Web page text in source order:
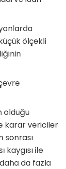
ölçekli
olduğu
karar vericiler
sonrası
ile
da fazla